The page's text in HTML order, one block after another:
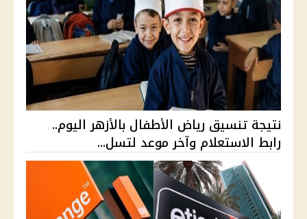
نتيجة تنسيق رياض الأطفال بالأزهر اليوم..
رابط الاستعلام وآخر موعد لتسل...